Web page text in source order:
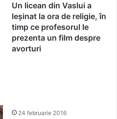
Un licean din Vaslui a
leșinat la ora de religie, în
timp ce profesorul le
prezenta un film despre
avorturi
24 februarie 2016